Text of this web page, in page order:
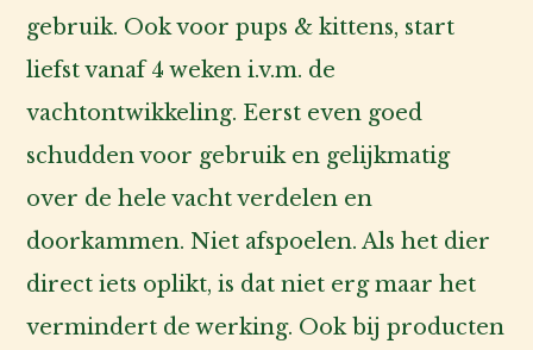
gebruik. Ook voor pups & kittens, start
liefst vanaf 4 weken i.v.m. de
vachtontwikkeling. Eerst even goed
schudden voor gebruik en gelijkmatig
over de hele vacht verdelen en
doorkammen. Niet afspoelen. Als het dier
direct iets oplikt, is dat niet erg maar het
vermindert de werking. Ook bij producten